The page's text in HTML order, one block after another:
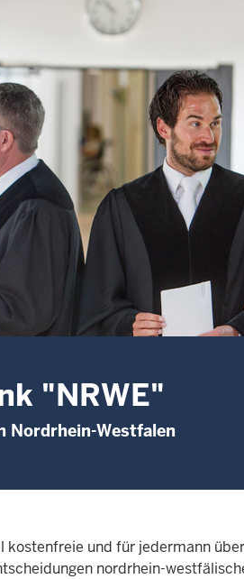
"NRWE"
Nordrhein-Westfalen
kostenfreie und für jedermann
nordrhein-